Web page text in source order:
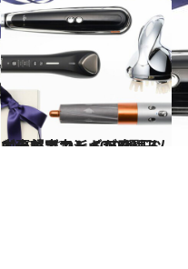
2020.12.20
おうちでキレイが磨けるご褒美ギフト 60,000円以内の超実力派ギア4選♡
ビューティ＆ヘルス